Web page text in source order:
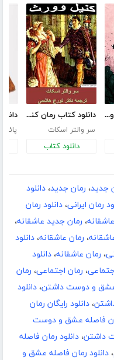
دانلود کتاب عشق اونیونگ دانلود کتاب رمان کنیل وورث
سر والتر اسکات
دانلود کتاب
جدید، رمان جدید، دانلود
رمان ایرانی، دانلود رمان
، رمان جدید عاشقانه،
، رمان عاشقانه، دانلود
، رمان عاشقانه، دانلود
، رمان اجتماعی، رمان
، دانلود
، دانلود رایگان رمان
فاصله عشق و دوست
داشتن، دانلود رمان فاصله
، دانلود رمان فاصله عشق و